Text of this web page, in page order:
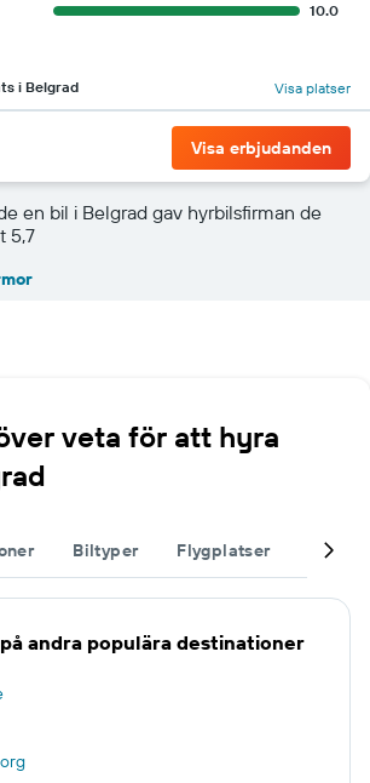
10.0
i Belgrad Visa platser
Visa erbjudanden
en bil i Belgrad gav hyrbilsfirman de
5,7
veta för att hyra
Biltyper Flygplatser
andra populära destinationer